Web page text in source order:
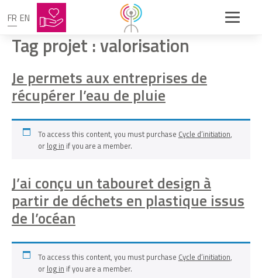
FR EN
Tag projet :valorisation
Je permets aux entreprises de
récupérer l’eau de pluie
To access this content, you must purchase Cycle d’initiation,
or log in if you are a member.
J’ai conçu un tabouret design à
partir de déchets en plastique issus
de l’océan
To access this content, you must purchase Cycle d’initiation,
or log in if you are a member.